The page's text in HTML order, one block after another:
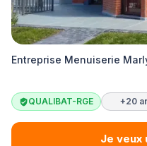
Entreprise Menuiserie
QUALIBAT-RGE +20
Je veux